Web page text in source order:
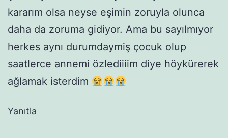
kararım olsa neyse eşimin zoruyla olunca
daha da zoruma gidiyor. Ama bu sayılmıyor
herkes aynı durumdaymiş çocuk olup
saatlerce annemi özlediiiim diye höykürerek
ağlamak isterdim
Yanıtla